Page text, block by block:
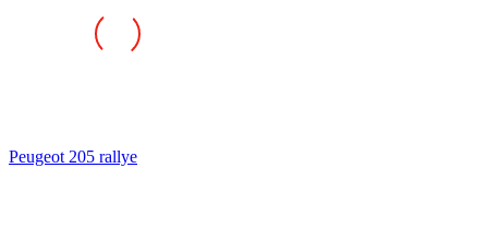
Peugeot 205 rallye